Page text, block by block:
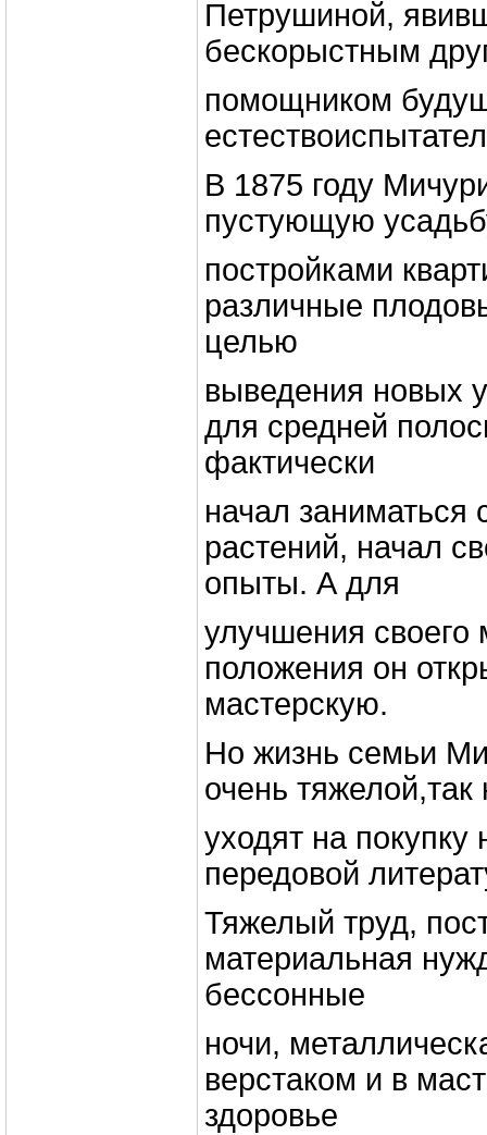
Петрушиной,
бескорыстным
помощником
В 1875 году
пустующую
постройками
различные
целью
выведения новых
для средней
фактически
начал заниматься
растений, начал
опыты. А для
улучшения своего
положения он
мастерскую.
Но жизнь семьи
очень
уходят на
передовой
Тяжелый труд,
материальная
бессонные
ночи,
верстаком и в
здоровье